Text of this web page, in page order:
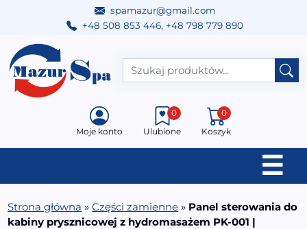
spamazur@gmail.com
+48 508 853 446, +48 798 779 890
Przejdź do treści
Main Navigation
Moje konto Ulubione
0
Koszyk
0
☰
Strona główna »Części zamienne » Panel sterowania do
kabiny prysznicowej z hydromasażem PK-001 |